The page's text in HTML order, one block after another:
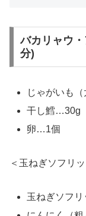
バカリャウ
分)
じゃがいも
干し鱈…30g
卵…1個
＜玉ねぎソフリ
玉ねぎソフ